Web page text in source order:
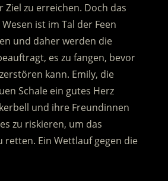
Ziel zu erreichen. Doch das
ist im Tal der Feen
und daher werden die
es zu fangen, bevor
kann. Emily, die
Schale ein gutes Herz
und ihre Freundinnen
zu riskieren, um das
retten. Ein Wettlauf gegen die